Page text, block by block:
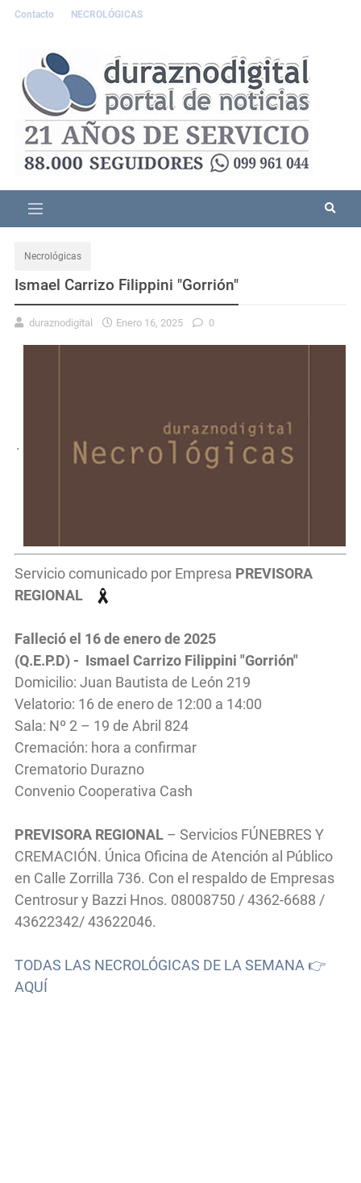
Contacto NECROLÓGICAS
Necrológicas
Ismael Carrizo Filippini "Gorrión"
duraznodigital Enero 16, 2025 0
.
Servicio comunicado por Empresa PREVISORA
REGIONAL
Falleció el 16 de enero de 2025
(Q.E.P.D) - Ismael Carrizo Filippini "Gorrión"
Domicilio: Juan Bautista de León 219
Velatorio: 16 de enero de 12:00 a 14:00
Sala: Nº 2 – 19 de Abril 824
Cremación: hora a confirmar
Crematorio Durazno
Convenio Cooperativa Cash
PREVISORA REGIONAL – Servicios FÚNEBRES Y
CREMACIÓN. Única Oficina de Atención al Público
en Calle Zorrilla 736. Con el respaldo de Empresas
Centrosur y Bazzi Hnos. 08008750 / 4362-6688 /
43622342/ 43622046.
TODAS LAS NECROLÓGICAS DE LA SEMANA 👉
AQUÍ